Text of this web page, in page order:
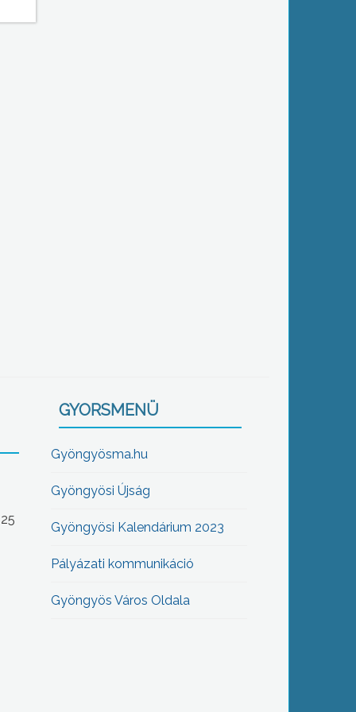
GYORSMENÜ
Gyöngyösma.hu
Gyöngyösi Újság
Gyöngyösi Kalendárium 2023
Pályázati kommunikáció
Gyöngyös Város Oldala